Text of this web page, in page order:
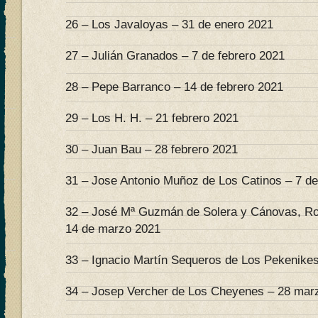
26 – Los Javaloyas – 31 de enero 2021
27 – Julián Granados – 7 de febrero 2021
28 – Pepe Barranco – 14 de febrero 2021
29 – Los H. H. – 21 febrero 2021
30 – Juan Bau – 28 febrero 2021
31 – Jose Antonio Muñoz de Los Catinos – 7
32 – José Mª Guzmán de Solera y Cánovas,
14 de marzo 2021
33 – Ignacio Martín Sequeros de Los
34 – Josep Vercher de Los Cheyenes – 28